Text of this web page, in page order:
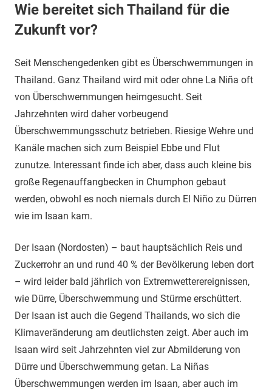
Wie bereitet sich Thailand für die
Zukunft vor?
Seit Menschengedenken gibt es Überschwemmungen in
Thailand. Ganz Thailand wird mit oder ohne La Niña oft
von Überschwemmungen heimgesucht. Seit
Jahrzehnten wird daher vorbeugend
Überschwemmungsschutz betrieben. Riesige Wehre und
Kanäle machen sich zum Beispiel Ebbe und Flut
zunutze. Interessant finde ich aber, dass auch kleine bis
große Regenauffangbecken in Chumphon gebaut
werden, obwohl es noch niemals durch El Niño zu Dürren
wie im Isaan kam.
Der Isaan (Nordosten) – baut hauptsächlich Reis und
Zuckerrohr an und rund 40 % der Bevölkerung leben dort
– wird leider bald jährlich von Extremwetterereignissen,
wie Dürre, Überschwemmung und Stürme erschüttert.
Der Isaan ist auch die Gegend Thailands, wo sich die
Klimaveränderung am deutlichsten zeigt. Aber auch im
Isaan wird seit Jahrzehnten viel zur Abmilderung von
Dürre und Überschwemmung getan. La Niñas
Überschwemmungen werden im Isaan, aber auch im